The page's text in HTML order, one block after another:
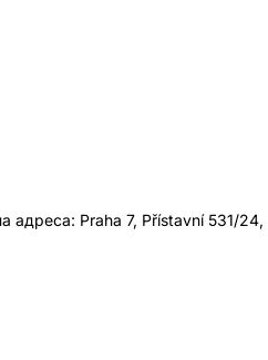
адреса: Praha 7, Přístavní 531/24,